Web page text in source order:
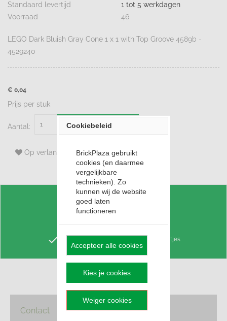
Standaard levertijd
1 tot 5 werkdagen
Voorraad
46
LEGO Dark Bluish Gray Cone 1 x 1 with Top Groove 4589b -
4529240
€ 0,04
Prijs per stuk
Aantal: Bestellen
Op verlanglijst
check Voordelig LEGO Huren
check Keuze uit 3,4 miljoen losse LEGO steentjes
Contact
Cookiebeleid
BrickPlaza gebruikt
cookies (en daarmee
vergelijkbare
technieken). Zo
kunnen wij de website
goed laten
functioneren
Accepteer alle cookies
Kies je cookies
Weiger cookies